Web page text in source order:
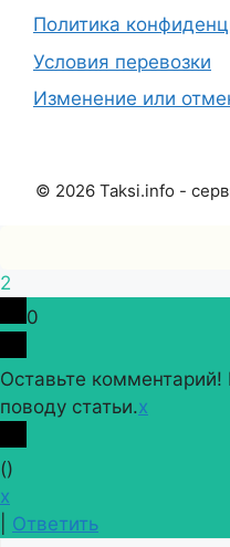
Политика
Условия перевозки
Изменение или
© 2026 Taksi.info -
2
0
Оставьте
поводу статьи.x
()
x
Ответить